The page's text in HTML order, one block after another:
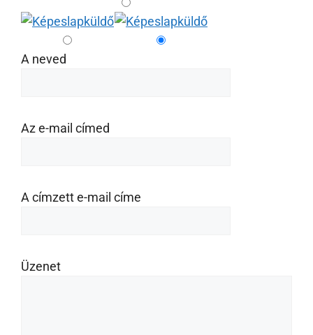
A neved
Az e-mail címed
A címzett e-mail címe
Üzenet